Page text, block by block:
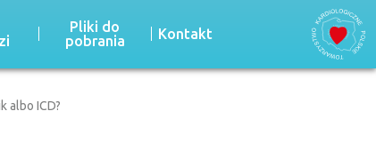
Pliki do
pobrania
Kontakt
albo ICD?